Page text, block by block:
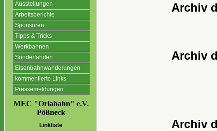
Ausstellungen
Arbeitsberichte
Sponsoren
Tipps & Tricks
Werkbahnen
Sonderfahrten
Eisenbahnwanderungen
kommentierte Links
Pressemeldungen
MEC "Orlabahn" e.V.
Pößneck
Linkliste
Archiv
Archiv
Archiv